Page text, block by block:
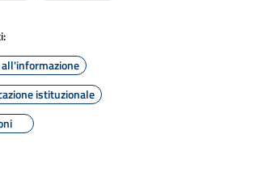
all'informazione
istituzionale